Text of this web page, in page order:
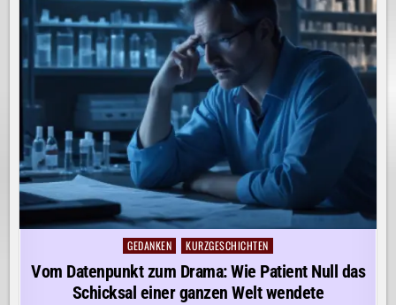
Posted
in
GEDANKEN KURZGESCHICHTEN
Vom Datenpunkt zum Drama: Wie Patient Null das
Schicksal einer ganzen Welt wendete